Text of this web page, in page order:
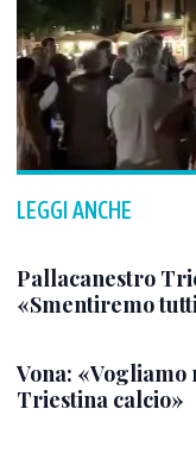
LEGGI ANCHE
Pallacanestro
«Smentiremo
Vona:
Triestina calcio»